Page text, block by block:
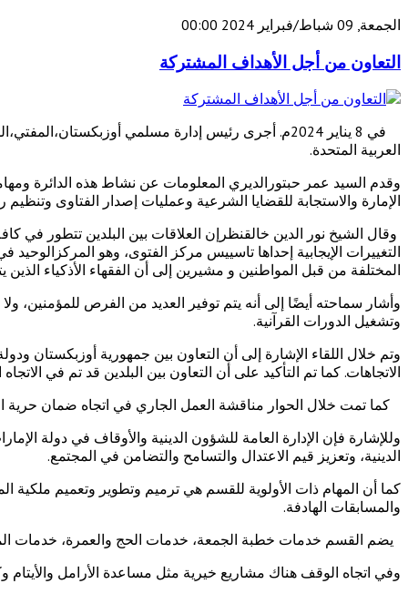
الجمعة, 09 شباط/فبراير 2024 00:00
التعاون من أجل الأهداف المشتركة
في 8 يناير 2024م. أجرى رئيس إدارة مسلمي
العربية المتحدة.
وقدم السيد عمر حبتورالديري المعلومات عن نشاط هذه الدائرة
الإمارة والاستجابة للقضايا الشرعية وعمليات إصدار الفتاوى
وقال الشيخ نور الدين خالقنظرإن العلاقات بين البلدين تتطور في
المختلفة من قبل المواطنين و مشيرين إلى أن الفقهاء الأذكياء
وأشار سماحته أيضًا إلى أنه يتم توفير العديد من الفرص للمؤمنين،
وتشغيل الدورات القرآنية.
وتم خلال اللقاء الإشارة إلى أن التعاون بين جمهورية أوزبكستان
الاتجاهات. كما تم التأكيد على أن التعاون بين البلدين قد تم في
كما تمت خلال الحوار مناقشة العمل الجاري في اتجاه ضمان حرية
الدينية، وتعزيز قيم الاعتدال والتسامح والتضامن في المجتمع.
كما أن المهام ذات الأولوية للقسم هي ترميم وتطوير وتعميم ملكية
والمسابقات الهادفة.
يضم القسم خدمات خطبة الجمعة، خدمات الحج والعمرة، خدمات
وفي اتجاه الوقف هناك مشاريع خيرية مثل مساعدة الأرامل والأيتام